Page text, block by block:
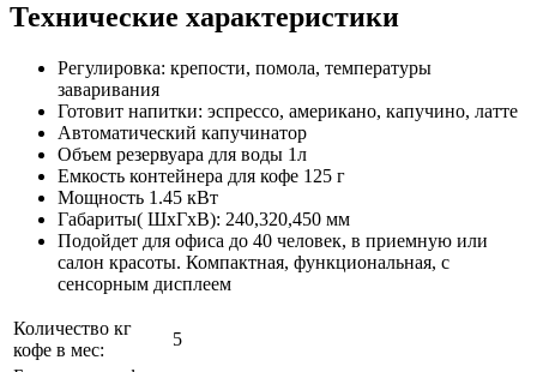
Технические характеристики
Регулировка: крепости, помола, температуры
заваривания
Готовит напитки: эспрессо, американо, капучино, латте
Автоматический капучинатор
Объем резервуара для воды 1л
Емкость контейнера для кофе 125 г
Мощность 1.45 кВт
Габариты( ШхГхВ): 240,320,450 мм
Подойдет для офиса до 40 человек, в приемную или
салон красоты. Компактная, функциональная, с
сенсорным дисплеем
Количество кг
кофе в мес:
5